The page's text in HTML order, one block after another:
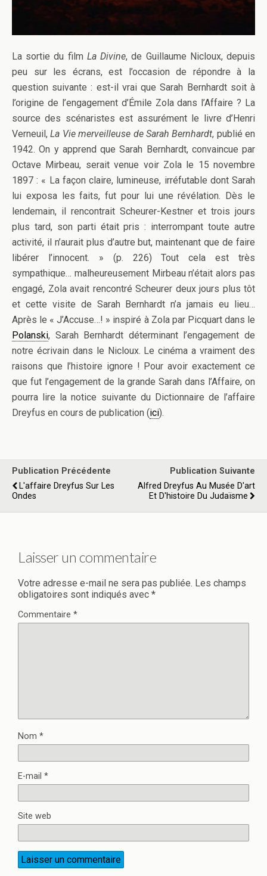
La sortie du film La Divine, de Guillaume Nicloux, depuis
peu sur les écrans, est l’occasion de répondre à la
question suivante : est-il vrai que Sarah Bernhardt soit à
l’origine de l’engagement d’Émile Zola dans l’Affaire ? La
source des scénaristes est assurément le livre d’Henri
Verneuil,La Vie merveilleuse de Sarah Bernhardt, publié en
1942. On y apprend que Sarah Bernhardt, convaincue par
Octave Mirbeau, serait venue voir Zola le 15 novembre
1897 : « La façon claire, lumineuse, irréfutable dont Sarah
lui exposa les faits, fut pour lui une révélation. Dès le
lendemain, il rencontrait Scheurer-Kestner et trois jours
plus tard, son parti était pris : interrompant toute autre
activité, il n’aurait plus d’autre but, maintenant que de faire
libérer l’innocent. » (p. 226) Tout cela est très
sympathique… malheureusement Mirbeau n’était alors pas
engagé, Zola avait rencontré Scheurer deux jours plus tôt
et cette visite de Sarah Bernhardt n’a jamais eu lieu…
Après le « J’Accuse…! » inspiré à Zola par Picquart dans le
Polanski, Sarah Bernhardt déterminant l’engagement de
notre écrivain dans le Nicloux. Le cinéma a vraiment des
raisons que l’histoire ignore ! Pour avoir exactement ce
que fut l’engagement de la grande Sarah dans l’Affaire, on
pourra lire la notice suivante du Dictionnaire de l’affaire
Dreyfus en cours de publication (ici).
Publication Précédente
L'affaire Dreyfus Sur Les
Ondes
Publication Suivante
Alfred Dreyfus Au Musée D'art
Et D'histoire Du Judaïsme
Laisser un commentaire
Votre adresse e-mail ne sera pas publiée. Les champs
obligatoires sont indiqués avec *
Commentaire *
Nom *
E-mail *
Site web